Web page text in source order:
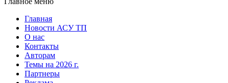
Главная
Новости АСУ ТП
О нас
Контакты
Авторам
Темы на 2026 г.
Партнеры